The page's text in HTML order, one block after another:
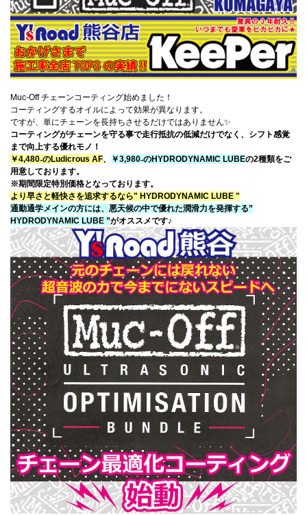
Muc-Off チェーンコーティング始めました！
コーティングするオイルによって効果が異なります。
ですが、単にチェーンを長持ちさせるだけではありません✨
コーティングがチェーンを守る事で走行抵抗の低減だけでなく、シフト感覚
まで向上する優れモノ！
￥4,480₋のLudicrous AF、 ￥3,980₋のHYDRODYNAMIC LUBEの2種類をご
用意しております。
※期間限定特別価格となっております。
より早さと軽快さを追求するなら" HYDRODYNAMIC LUBE "
通勤通学メインの方には、悪天候の中で優れた潤滑力を発揮する”
HYDRODYNAMIC LUBE ”がオススメです♪